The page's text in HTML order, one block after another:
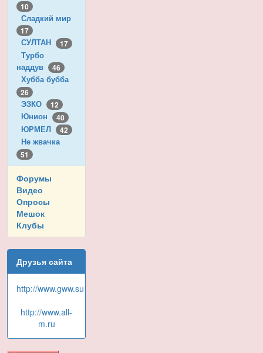
10
Сладкий мир
17
СУЛТАН 17
Турбо
наддув
46
Хубба бубба
26
ЭЗКО 12
Юнион 40
ЮРМЕЛ 42
Не жвачка
51
Форумы
Видео
Опросы
Мешок
Клубы
Друзья сайта
http://www.gww.su
http://www.all-
m.ru